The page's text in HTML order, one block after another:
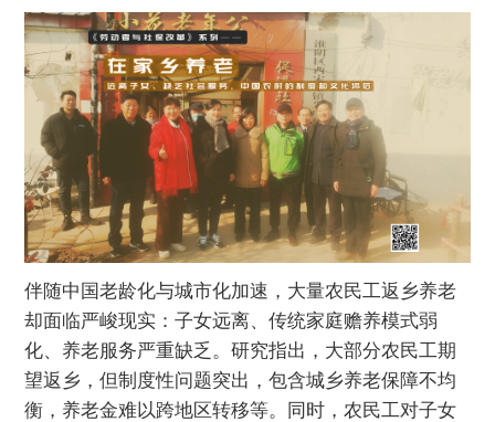
伴随中国老龄化与城市化加速，大量农民工返乡养老
却面临严峻现实：子女远离、传统家庭赡养模式弱
化、养老服务严重缺乏。研究指出，大部分农民工期
望返乡，但制度性问题突出，包含城乡养老保障不均
衡，养老金难以跨地区转移等。同时，农民工对子女